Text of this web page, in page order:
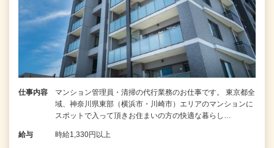
仕事内容
マンション管理員・清掃の代行業務のお仕事です。 東京都全
域、神奈川県東部（横浜市・川崎市）エリアのマンションに
スポットで入って頂きお住まいの方の快適な暮らし…
給与 時給1,330円以上